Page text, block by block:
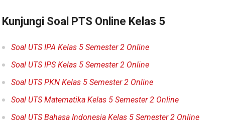
Kunjungi Soal PTS Online Kelas 5
Soal UTS IPA Kelas 5 Semester 2 Online
Soal UTS IPS Kelas 5 Semester 2 Online
Soal UTS PKN Kelas 5 Semester 2 Online
Soal UTS Matematika Kelas 5 Semester 2 Online
Soal UTS Bahasa Indonesia Kelas 5 Semester 2 Online